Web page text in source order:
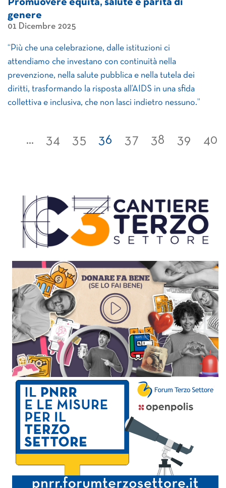
Promuovere equità, salute e parità di
genere
01 Dicembre 2025
“Più che una celebrazione, dalle istituzioni ci
attendiamo che investano con continuità nella
prevenzione, nella salute pubblica e nella tutela dei
diritti, trasformando la risposta all’AIDS in una sfida
collettiva e inclusiva, che non lasci indietro nessuno.”
... 34 35 36 37 38 39 40